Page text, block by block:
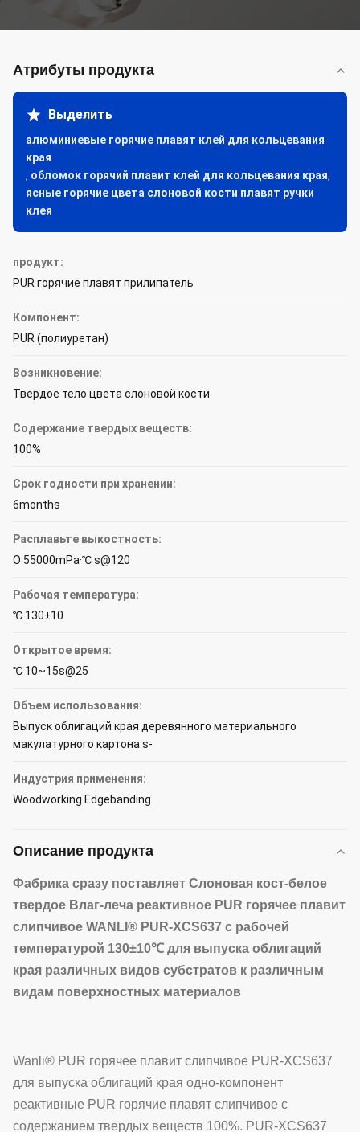
Атрибуты продукта
Выделить
алюминиевые горячие плавят клей для кольцевания
края
, обломок горячий плавит клей для кольцевания края,
ясные горячие цвета слоновой кости плавят ручки
клея
продукт:
PUR горячие плавят прилипатель
Компонент:
PUR (полиуретан)
Возникновение:
Твердое тело цвета слоновой кости
Содержание твердых веществ:
100%
Срок годности при хранении:
6months
Расплавьте выкостность:
О 55000mPa·℃ s@120
Рабочая температура:
℃ 130±10
Открытое время:
℃ 10~15s@25
Объем использования:
Выпуск облигаций края деревянного материального
макулатурного картона s-
Индустрия применения:
Woodworking Edgebanding
Описание продукта
Фабрика сразу поставляет Слоновая кост-белое
твердое Влаг-леча реактивное PUR горячее плавит
слипчивое WANLI® PUR-XCS637 с рабочей
температурой 130±10℃ для выпуска облигаций
края различных видов субстратов к различным
видам поверхностных материалов
Wanli® PUR горячее плавит слипчивое PUR-XCS637
для выпуска облигаций края одно-компонент
реактивные PUR горячие плавят слипчивое с
содержанием твердых веществ 100%. PUR-XCS637